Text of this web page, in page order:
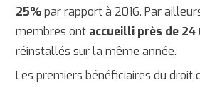
25%par rapport à 2016. Par
membres ont accueilli près de
réinstallés sur la même année.
Les premiers bénéficiaires du droit